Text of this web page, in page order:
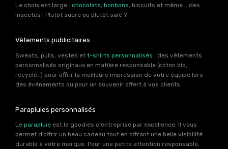
Le choix est large : chocolats, bonbons, biscuits et même .. des
insectes ! Plutôt sucré ou plutôt salé ?
Vêtements publicitaires
Sweats, pulls, vestes et t-shirts personnalisés : des vêtements
personnalisés originaux en matière responsable (coton bio,
recyclé…) pour offrir la meilleure impression de votre équipe lors
des événements ou pour un souvenir offert à vos clients.
Parapluies personnalisés
Le parapluie est le goodies d’entreprise par excellence. Il vous
permet d’offrir un beau cadeau tout en offrant une belle visibilité
durable à votre marque. Pour une petite attention responsable,